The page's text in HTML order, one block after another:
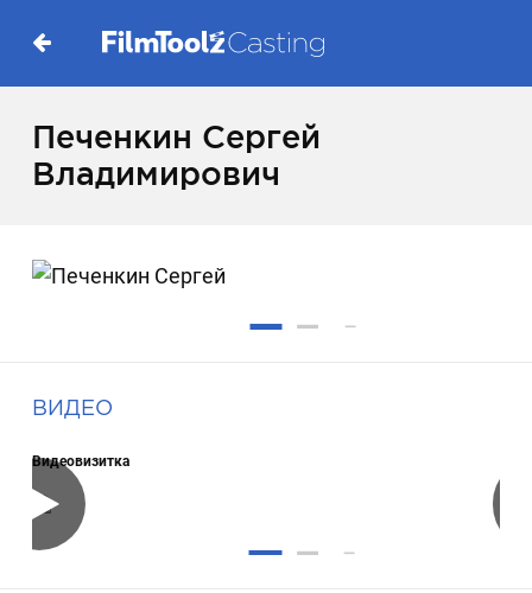
Печенкин Сергей
Владимирович
ВИДЕО
Видеовизитка